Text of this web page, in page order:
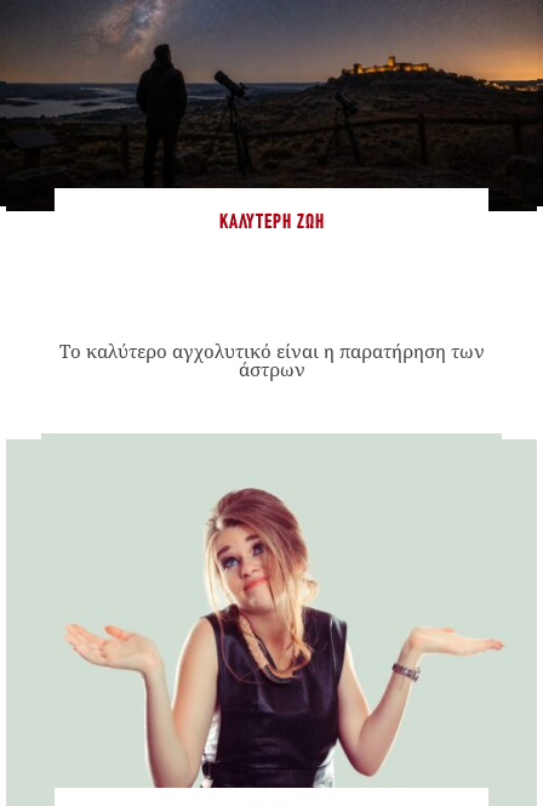
ΚΑΛΎΤΕΡΗ ΖΩΉ
Το καλύτερο αγχολυτικό είναι η παρατήρηση των
άστρων